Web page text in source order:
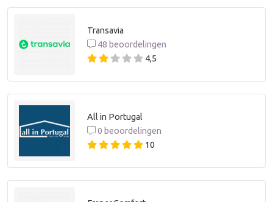
Transavia
48 beoordelingen
4,5
All in Portugal
0 beoordelingen
10